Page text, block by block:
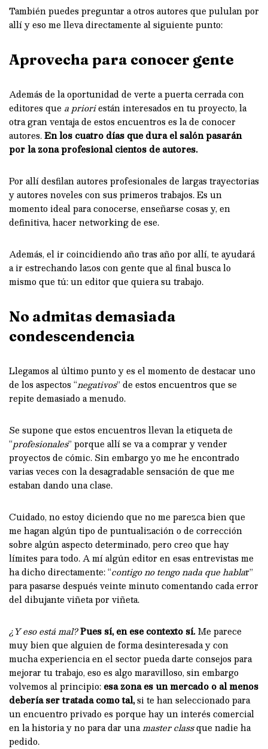
También puedes preguntar a otros autores que pululan por
allí y eso me lleva directamente al siguiente punto:
Aprovecha para conocer gente
Además de la oportunidad de verte a puerta cerrada con
editores que a prioriestán interesados en tu proyecto, la
otra gran ventaja de estos encuentros es la de conocer
autores.En los cuatro días que dura el salón pasarán
por la zona profesional cientos de autores.
Por allí desfilan autores profesionales de largas trayectorias
y autores noveles con sus primeros trabajos. Es un
momento ideal para conocerse, enseñarse cosas y, en
definitiva, hacer networking de ese.
Además, el ir coincidiendo año tras año por allí, te ayudará
a ir estrechando lazos con gente que al final busca lo
mismo que tú: un editor que quiera su trabajo.
No admitas demasiada
condescendencia
Llegamos al último punto y es el momento de destacar uno
de los aspectos “negativos” de estos encuentros que se
repite demasiado a menudo.
Se supone que estos encuentros llevan la etiqueta de
“profesionales” porque allí se va a comprar y vender
proyectos de cómic. Sin embargo yo me he encontrado
varias veces con la desagradable sensación de que me
estaban dando una clase.
Cuidado, no estoy diciendo que no me parezca bien que
me hagan algún tipo de puntualización o de corrección
sobre algún aspecto determinado, pero creo que hay
límites para todo. A mí algún editor en esas entrevistas me
ha dicho directamente: “contigo no tengo nada que hablar”
para pasarse después veinte minuto comentando cada error
del dibujante viñeta por viñeta.
¿Y eso está mal?Pues sí, en ese contexto sí.Me parece
muy bien que alguien de forma desinteresada y con
mucha experiencia en el sector pueda darte consejos para
mejorar tu trabajo, eso es algo maravilloso, sin embargo
volvemos al principio: esa zona es un mercado o al menos
debería ser tratada como tal,si te han seleccionado para
un encuentro privado es porque hay un interés comercial
en la historia y no para dar unamaster classque nadie ha
pedido.